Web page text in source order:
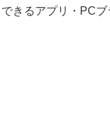
きるアプリ・PC